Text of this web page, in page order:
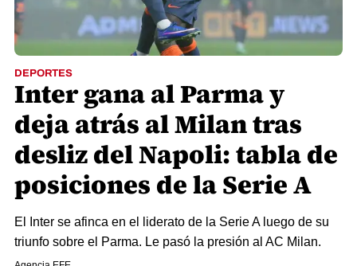
DEPORTES
Inter gana al Parma y
deja atrás al Milan tras
desliz del Napoli: tabla de
posiciones de la Serie A
El Inter se afinca en el liderato de la Serie A luego de su
triunfo sobre el Parma. Le pasó la presión al AC Milan.